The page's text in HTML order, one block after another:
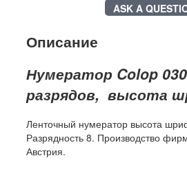
ASK A
Описание
Нумератор Colop
разрядов, высота
Ленточный нумератор высота
Разрядность 8. Производство
Австрия.